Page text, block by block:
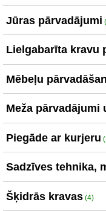
Jūras pārvadājumi
Lielgabarīta kravu
Mēbeļu
Meža pārvadājumi
Piegāde ar kurjeru
Sadzīves tehnika,
Šķidrās kravas (4)